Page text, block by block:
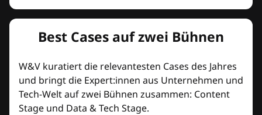
Best Cases auf zwei Bühnen
W&V kuratiert die relevantesten Cases des Jahres
und bringt die Expert:innen aus Unternehmen und
Tech-Welt auf zwei Bühnen zusammen: Content
Stage und Data & Tech Stage.